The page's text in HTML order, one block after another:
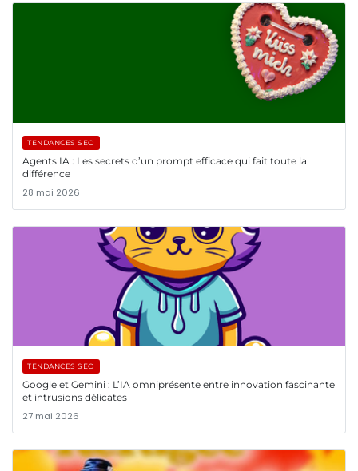
TENDANCES SEO
Agents IA : Les secrets d’un prompt efficace qui fait toute la
différence
28 mai 2026
TENDANCES SEO
Google et Gemini : L’IA omniprésente entre innovation fascinante
et intrusions délicates
27 mai 2026